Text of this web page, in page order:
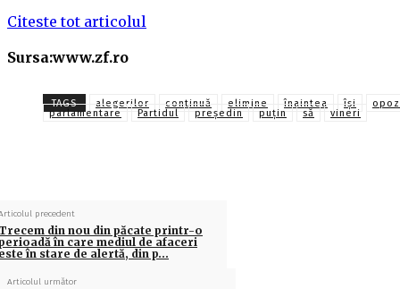
Citeste tot articolul
Sursa:www.zf.ro
TAGS alegerilor continuă elimine înaintea își
parlamentare
Partidul preşedin puţin să vineri
precedent
din nou din păcate printr-o
în care mediul de afaceri
în stare de alertă, din p…
Articolul următor